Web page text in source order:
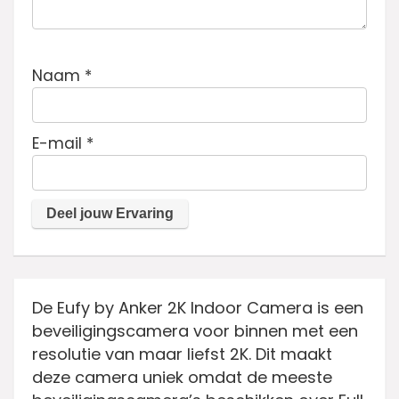
Naam *
E-mail *
De Eufy by Anker 2K Indoor Camera is een
beveiligingscamera voor binnen met een
resolutie van maar liefst 2K. Dit maakt
deze camera uniek omdat de meeste